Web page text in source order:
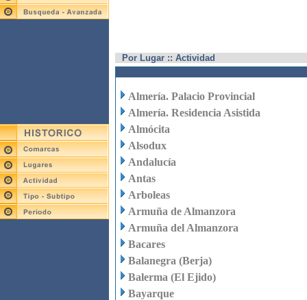
Por Lugar :: Actividad
Almería. Palacio Provincial
Almería. Residencia Asistida
Almócita
Alsodux
Andalucía
Antas
Arboleas
Armuña de Almanzora
Armuña del Almanzora
Bacares
Balanegra (Berja)
Balerma (El Ejido)
Bayarque